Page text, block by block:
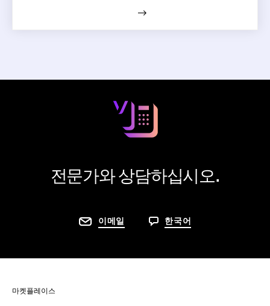
전문가와 상담하십시오.
이메일 한국어
마켓플레이스